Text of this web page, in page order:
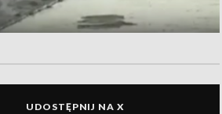
UDOSTĘPNIJ NA X